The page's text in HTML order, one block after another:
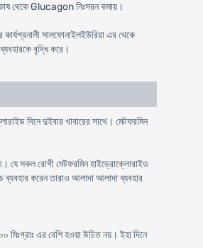
কোষ থেকে Glucagon নিঃসরন কমায়।
সালফোনাইলইউরিয়া এর থেকে
বৃদ্ধি করে।
দিনে দুইবার খাবারের সাথে। মেটফরমিন
যে সকল রোগী মেটফরমিন হাইড্রোক্লোরাইড
ব্যবহার করেন তারাও আলাদা আলাদা ব্যবহার
মিঃগ্রাঃ এর বেশি হওয়া উচিত নয়। ইহা দিনে